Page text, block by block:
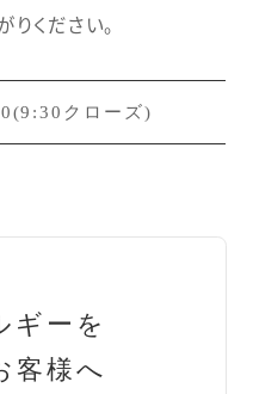
ください。
(9:30クローズ)
ギーを
客様へ